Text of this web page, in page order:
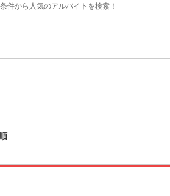
件から人気のアルバイトを検索！